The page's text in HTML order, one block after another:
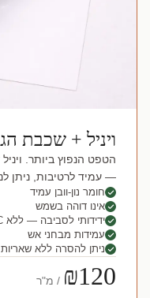
ויניל + שכבת
הטפט הנפוץ ביותר.
— עמיד לרטיבות, ניתן
חומר נון-וובן עמיד
אינו דוהה בשמש
ידידותי לסביבה — ללא PVC
עמידות מבחני אש
ניתן להסרה ללא שאריות
₪120 / מ"ר